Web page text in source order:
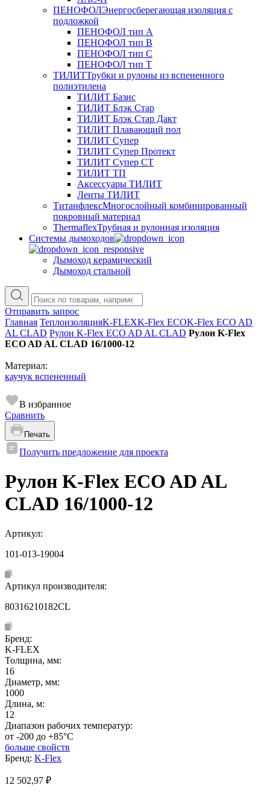
ПЕНОФОЛЭнергосберегающая изоляция с
подложкой
ПЕНОФОЛ тип А
ПЕНОФОЛ тип B
ПЕНОФОЛ тип C
ПЕНОФОЛ тип T
ТИЛИТТрубки и рулоны из вспененного
полиэтилена
ТИЛИТ Базис
ТИЛИТ Блэк Стар
ТИЛИТ Блэк Стар Дакт
ТИЛИТ Плавающий пол
ТИЛИТ Супер
ТИЛИТ Супер Протект
ТИЛИТ Супер СТ
ТИЛИТ ТП
Аксессуары ТИЛИТ
Ленты ТИЛИТ
ТитанфлексМногослойный комбинированный
покровный материал
ThermaflexТрубная и рулонная изоляция
Cистемы дымоходов
Дымоход керамический
Дымоход стальной
Отправить запрос
Главная ТеплоизоляцияK-FLEXK-Flex ECOK-Flex ECO AD
AL CLAD Рулон K-Flex ECO AD AL CLAD Рулон K-Flex
ECO AD AL CLAD 16/1000-12
Материал:
каучук вспененный
В избранное
Сравнить
Печать
Получить предложение для проекта
Рулон K-Flex ECO AD AL
CLAD 16/1000-12
Артикул:
101-013-19004
Артикул производителя:
80316210182CL
Бренд:
K-FLEX
Толщина, мм:
16
Диаметр, мм:
1000
Длина, м:
12
Диапазон рабочих температур:
от -200 до +85°C
больше свойств
Бренд: K-Flex
12 502,97 ₽